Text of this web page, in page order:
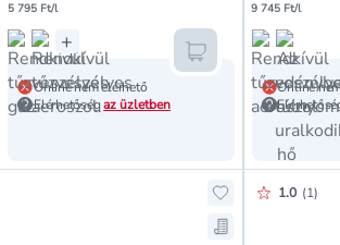
5 795 Ft/l
Online nem elérhető
Elérhetőségaz üzletben
+
Kosárba teszem
9 745 Ft/l
Online
Hozzáadás a
Mentés a
Értékelés
1.0 (1)